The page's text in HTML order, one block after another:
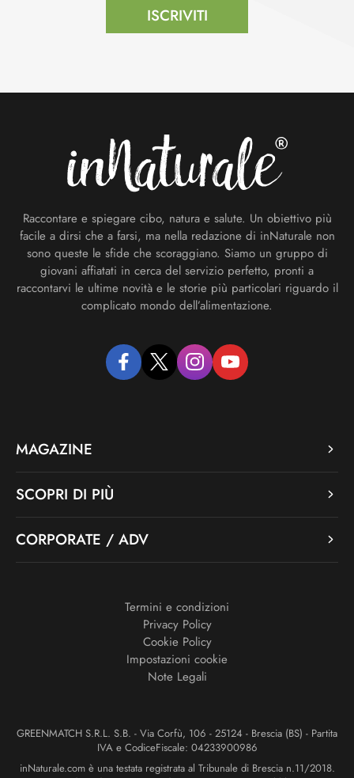
ISCRIVITI
Raccontare e spiegare cibo, natura e salute. Un obiettivo più
facile a dirsi che a farsi, ma nella redazione di inNaturale non
sono queste le sfide che scoraggiano. Siamo un gruppo di
giovani affiatati in cerca del servizio perfetto, pronti a
raccontarvi le ultime novità e le storie più particolari riguardo il
complicato mondo dell’alimentazione.
facebooktwitter instagramyoutube
MAGAZINE
SCOPRI DI PIÙ
CORPORATE / ADV
Termini e condizioni
Privacy Policy
Cookie Policy
Impostazioni cookie
Note Legali
GREENMATCH S.R.L. S.B. - Via Corfù, 106 - 25124 - Brescia (BS) - Partita
IVA e CodiceFiscale: 04233900986
inNaturale.com è una testata registrata al Tribunale di Brescia n.11/2018.